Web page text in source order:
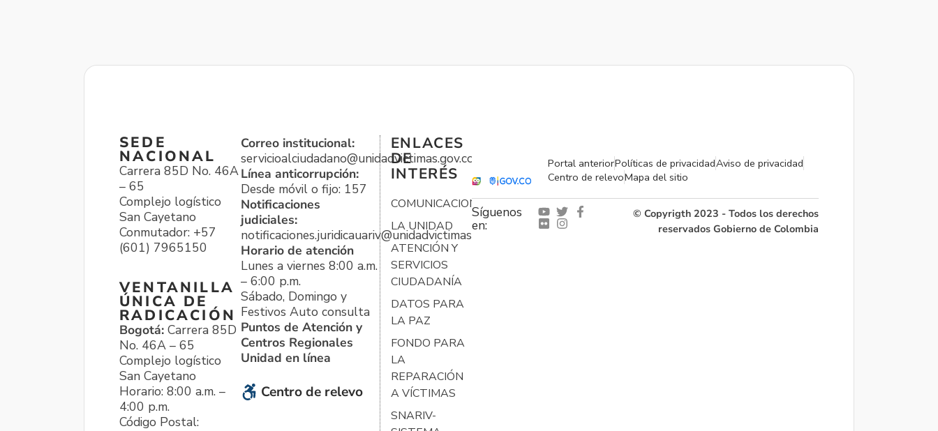
SEDE
NACIONAL
Carrera 85D No. 46A
– 65
Complejo logístico
San Cayetano
Conmutador: +57
(601) 7965150
VENTANILLA
ÚNICA DE
RADICACIÓN
Bogotá: Carrera 85D
No. 46A – 65
Complejo logístico
San Cayetano
Horario: 8:00 a.m. –
4:00 p.m.
Código Postal:
Correo institucional:
servicioalciudadano@unidadvictimas.gov.co
Línea anticorrupción:
Desde móvil o fijo: 157
Notificaciones
judiciales:
notificaciones.juridicauariv@unidadvictimas.gov.co
Horario de atención
Lunes a viernes 8:00 a.m.
– 6:00 p.m.
Sábado, Domingo y
Festivos Auto consulta
Puntos de Atención y
Centros Regionales
Unidad en línea
Centro de relevo
ENLACES
DE
INTERÉS
COMUNICACIONES
LA UNIDAD
ATENCIÓN Y
SERVICIOS
CIUDADANÍA
DATOS PARA
LA PAZ
FONDO PARA
LA
REPARACIÓN
A VÍCTIMAS
SNARIV-
Portal anteriorPolíticas de privacidadAviso de privacidad
Centro de relevoMapa del sitio
Síguenos
en:
© Copyrigth 2023 - Todos los derechos
reservados Gobierno de Colombia